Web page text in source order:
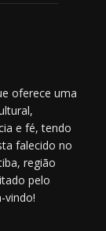
oferece uma
e fé, tendo
falecido no
região
pelo
vindo!